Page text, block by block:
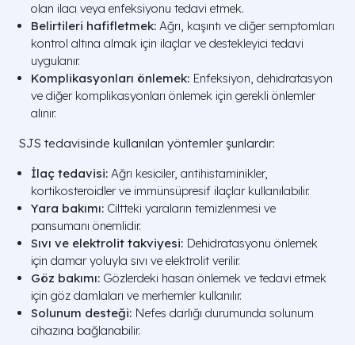
olan ilacı veya enfeksiyonu tedavi etmek.
Belirtileri hafifletmek: Ağrı, kaşıntı ve diğer semptomları
kontrol altına almak için ilaçlar ve destekleyici tedavi
uygulanır.
Komplikasyonları önlemek: Enfeksiyon, dehidratasyon
ve diğer komplikasyonları önlemek için gerekli önlemler
alınır.
SJS tedavisinde kullanılan yöntemler şunlardır:
İlaç tedavisi: Ağrı kesiciler, antihistaminikler,
kortikosteroidler ve immünsüpresif ilaçlar kullanılabilir.
Yara bakımı: Ciltteki yaraların temizlenmesi ve
pansumanı önemlidir.
Sıvı ve elektrolit takviyesi: Dehidratasyonu önlemek
için damar yoluyla sıvı ve elektrolit verilir.
Göz bakımı: Gözlerdeki hasarı önlemek ve tedavi etmek
için göz damlaları ve merhemler kullanılır.
Solunum desteği: Nefes darlığı durumunda solunum
cihazına bağlanabilir.